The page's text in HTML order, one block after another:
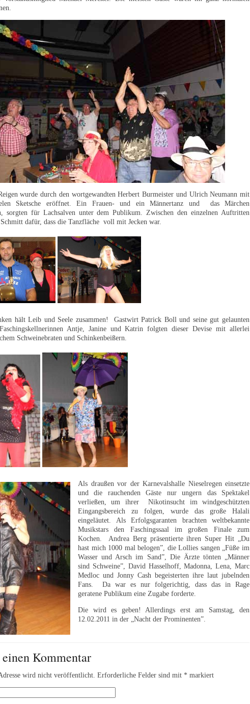
wurde durch den wortgewandten Herbert Burmeister und Ulrich Neumann mit
Sketsche eröffnet. Ein Frauen- und ein Männertanz und das Märchen
sorgten für Lachsalven unter dem Publikum. Zwischen den einzelnen Auftritten
dafür, dass die Tanzfläche voll mit Jecken war.
hält Leib und Seele zusammen! Gastwirt Patrick Boll und seine gut gelaunten
Antje, Janine und Katrin folgten dieser Devise mit allerlei
Schweinebraten und Schinkenbeißern.
Als draußen vor der Karnevalshalle Nieselregen einsetzte
und die rauchenden Gäste nur ungern das Spektakel
verließen, um ihrer Nikotinsucht im windgeschützten
Eingangsbereich zu folgen, wurde das große Halali
eingeläutet. Als Erfolgsgaranten brachten weltbekannte
Musikstars den Faschingssaal im großen Finale zum
Kochen. Andrea Berg präsentierte ihren Super Hit „Du
hast mich 1000 mal belogen”, die Lollies sangen „Füße im
Wasser und Arsch im Sand”, Die Ärzte tönten „Männer
sind Schweine”, David Hasselhoff, Madonna, Lena, Marc
Medloc und Jonny Cash begeisterten ihre laut jubelnden
Fans. Da war es nur folgerichtig, dass das in Rage
geratene Publikum eine Zugabe forderte.
Die wird es geben! Allerdings erst am Samstag, den
12.02.2011 in der „Nacht der Prominenten”.
Kommentar
wird nicht veröffentlicht. Erforderliche Felder sind mit * markiert